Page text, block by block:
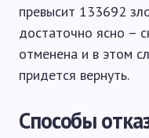
превысит 133692
достаточно ясно –
отменена и в этом
придется вернуть.
Способы